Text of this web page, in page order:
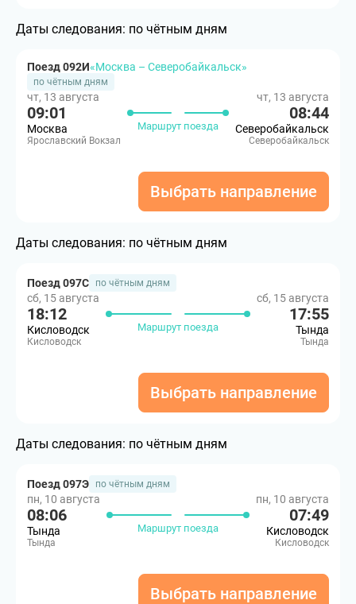
Даты следования: по чётным дням
Поезд 092И«Москва – Северобайкальск»
по чётным дням
чт, 13 августа
09:01
Москва
Ярославский Вокзал
Маршрут поезда
чт, 13 августа
08:44
Северобайкальск
Северобайкальск
Выбрать направление
Даты следования: по чётным дням
Поезд 097С по чётным дням
сб, 15 августа
18:12
Кисловодск
Кисловодск
Маршрут поезда
сб, 15 августа
17:55
Тында
Тында
Выбрать направление
Даты следования: по чётным дням
Поезд 097Э по чётным дням
пн, 10 августа
08:06
Тында
Тында
Маршрут поезда
пн, 10 августа
07:49
Кисловодск
Кисловодск
Выбрать направление